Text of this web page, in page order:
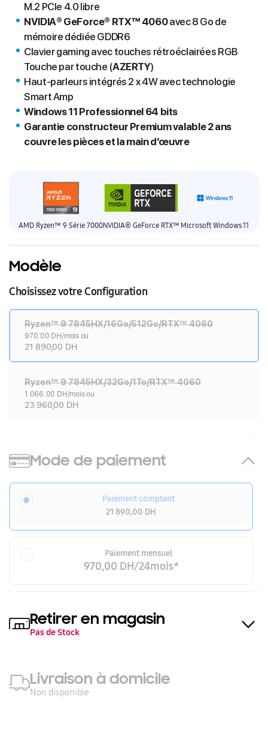
M.2 PCIe 4.0 libre
NVIDIA® GeForce® RTX™ 4060avec 8 Go de
mémoire dédiée GDDR6
Clavier gaming avec touches rétroéclairées RGB
Touche par touche (AZERTY)
Haut-parleurs intégrés 2 x 4W avec technologie
Smart Amp
Windows 11 Professionnel 64 bits
Garantie constructeur Premium valable 2 ans
couvre les pièces et la main d’œuvre
AMD Ryzen™ 9 Série 7000NVIDIA® GeForce RTX™ Microsoft Windows 11
Modèle
Choisissez votre Configuration
Ryzen™ 9 7945HX/16Go/512Go/RTX™ 4060
970.00 DH/mois ou
21 890,00 DH
Ryzen™ 9 7845HX/32Go/1To/RTX™ 4060
1 066.00 DH/mois ou
23 960,00 DH
Mode de paiement
Paiement comptant
21 890,00 DH
Paiement mensuel
970,00 DH/24mois*
Retirer en magasin
Pas de Stock
Livraison à domicile
Non disponible